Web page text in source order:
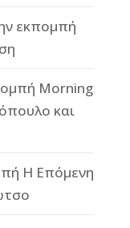
εκπομπή
Morning
και
Η Επόμενη